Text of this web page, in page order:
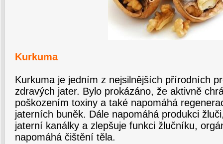
Kurkuma
Kurkuma je jedním z nejsilnějších přírodních
zdravých jater. Bylo prokázáno, že aktivně
poškozením toxiny a také napomáhá
jaterních buněk. Dále napomáhá produkci
jaterní kanálky a zlepšuje funkci žlučníku,
napomáhá čištění těla.